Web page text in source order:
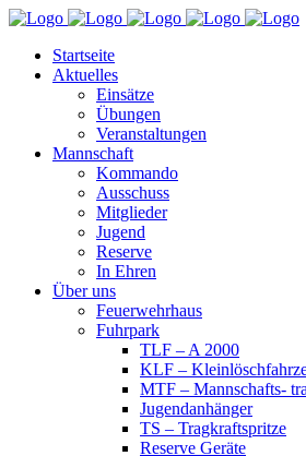
Startseite
Aktuelles
Einsätze
Übungen
Veranstaltungen
Mannschaft
Kommando
Ausschuss
Mitglieder
Jugend
Reserve
In Ehren
Über uns
Feuerwehrhaus
Fuhrpark
TLF – A 2000
KLF –
MTF – Mannschafts-
Jugendanhänger
TS – Tragkraftspritze
Reserve Geräte